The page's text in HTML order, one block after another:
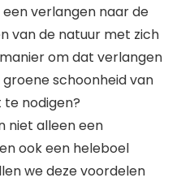
verlangen naar de
van de natuur met zich
om dat verlangen
schoonheid van
nodigen?
niet alleen een
ook een heleboel
we deze voordelen